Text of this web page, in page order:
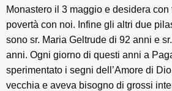
Monastero il 3 maggio e desidera
povertà con noi. Infine gli altri due
sono sr. Maria Geltrude di 92 anni e
anni. Ogni giorno di questi anni a
sperimentato i segni dell’Amore di
vecchia e aveva bisogno di grossi